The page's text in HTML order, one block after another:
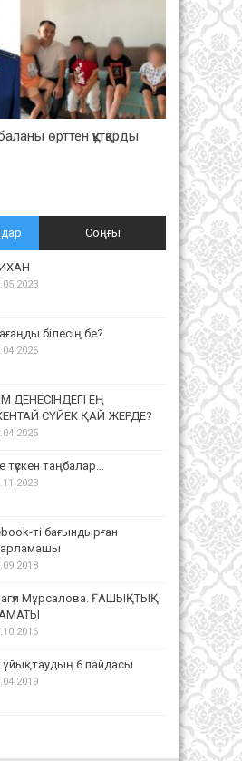
өрттен құтқарды
Соңғы
білесің бе?
ДЕНЕСІНДЕГІ ЕҢ
СҮЙЕК ҚАЙ ЖЕРДЕ?
түскен таңбалар…
ті бағындырған
Мұрсалова. ҒАШЫҚТЫҚ
ұйықтаудың 6 пайдасы